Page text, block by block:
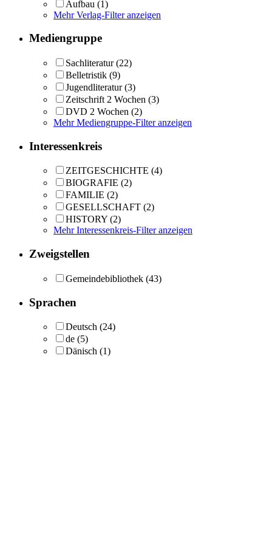
Aufbau (1)
Mehr Verlag-Filter anzeigen
Mediengruppe
Sachliteratur (22)
Belletristik (9)
Jugendliteratur (3)
Zeitschrift 2 Wochen (3)
DVD 2 Wochen (2)
Mehr Mediengruppe-Filter anzeigen
Interessenkreis
ZEITGESCHICHTE (4)
BIOGRAFIE (2)
FAMILIE (2)
GESELLSCHAFT (2)
HISTORY (2)
Mehr Interessenkreis-Filter anzeigen
Zweigstellen
Gemeindebibliothek (43)
Sprachen
Deutsch (24)
de (5)
Dänisch (1)